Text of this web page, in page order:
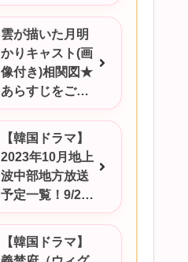
雲が描いた月明
かりキャスト(画
像付き)相関図★
あらすじをご紹
介/韓国ドラマ
【韓国ドラマ】
2023年10月地上
波中部地方放送
予定一覧！9/25
更新
【韓国ドラマ】